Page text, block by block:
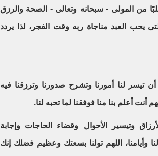
من المولى - سبحانه وتعالى - الصحة والرزق
يحب العبد مناجاة ربه وقت الفجر، لذا يردد
أن تيسر لنا أمورنا وتشرح صدورنا وترزقنا فيه
أنت أعلم بنا منا فوفقنا لما تحبه لنا.
وتيسير الأحوال وقضاء الحاجات وإجابة
وأيامنا، اللهم تولنا بسعتك وعظيم فضلك إنك